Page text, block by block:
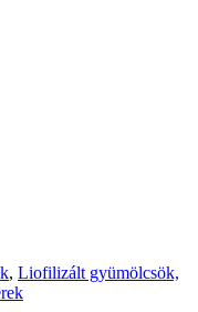
, Liofilizált gyümölcsök,